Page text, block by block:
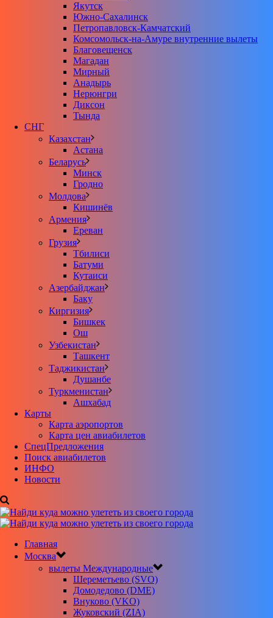
Якутск
Южно-Сахалинск
Петропавловск-Камчатский
Комсомольск-на-Амуре внутренние вылеты
Благовещенск
Магадан
Мирный
Анадырь
Нерюнгри
Диксон
Тында
СНГ
Казахстан
Астана
Беларусь
Минск
Гродно
Молдова
Кишинёв
Армения
Ереван
Грузия
Тбилиси
Батуми
Кутаиси
Азербайджан
Баку
Киргизия
Бишкек
Ош
Узбекистан
Ташкент
Таджикистан
Душанбе
Туркменистан
Ашхабад
Карты
Карта аэропортов
Карта цен авиабилетов
CпецПредложения
Поиск авиабилетов
ИНФО
Новости
Главная
Москва
вылеты Международные
Шереметьево (SVO)
Домодедово (DME)
Внуково (VKO)
Жуковский (ZIA)